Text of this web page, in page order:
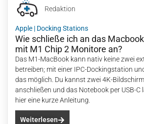
Redaktion
Apple | Docking Stations
Wie schließe ich an das
mit M1 Chip 2 Monitore an?
Das M1-MacBook kann nativ keine zwei
betreiben; mit einer IPC-Dockingstation
das möglich. Du kannst zwei 4K-
anschließen und das Notebook per USB-C
hier eine kurze Anleitung.
Weiterlesen